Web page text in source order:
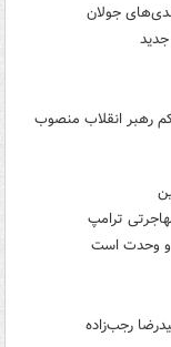
جولان
جدید
رهبر انقلاب منصوب
ترامپ
و وحدت است
رجب‌زاده